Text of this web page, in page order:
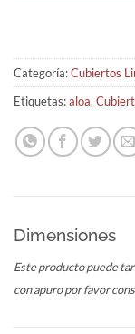
Categoría:Cubiertos
Etiquetas:aloa,
Dimensiones
Este producto puede
con apuro por favor